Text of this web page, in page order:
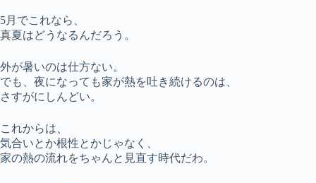
5月でこれなら、
真夏はどうなるんだろう。
外が暑いのは仕方ない。
でも、夜になっても家が熱を吐き続けるのは、
さすがにしんどい。
これからは、
気合いとか根性とかじゃなく、
家の熱の流れをちゃんと見直す時代だわ。